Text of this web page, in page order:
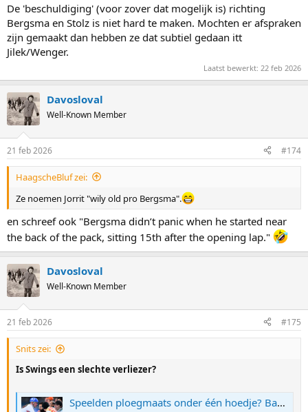
De 'beschuldiging' (voor zover dat mogelijk is) richting
Bergsma en Stolz is niet hard te maken. Mochten er afspraken
zijn gemaakt dan hebben ze dat subtiel gedaan itt
Jilek/Wenger.
Laatst bewerkt: 22 feb 2026
Davosloval
Well-Known Member
21 feb 2026 #174
HaagscheBluf zei:
Ze noemen Jorrit "wily old pro Bergsma".
en schreef ook "Bergsma didn’t panic when he started near
the back of the pack, sitting 15th after the opening lap."
Davosloval
Well-Known Member
21 feb 2026 #175
Snits zei:
Is Swings een slechte verliezer?
Speelden ploegmaats onder één hoedje? Bart Swings stelt zich vragen bij "heel raar verloop" in massastart | Sporza